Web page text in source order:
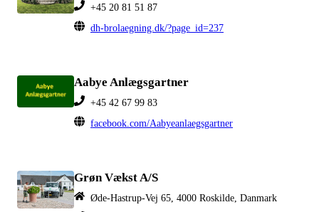
+45 20 81 51 87
dh-brolaegning.dk/?page_id=237
Aabye Anlægsgartner
+45 42 67 99 83
facebook.com/Aabyeanlaegsgartner
Grøn Vækst A/S
Øde-Hastrup-Vej 65, 4000 Roskilde, Danmark